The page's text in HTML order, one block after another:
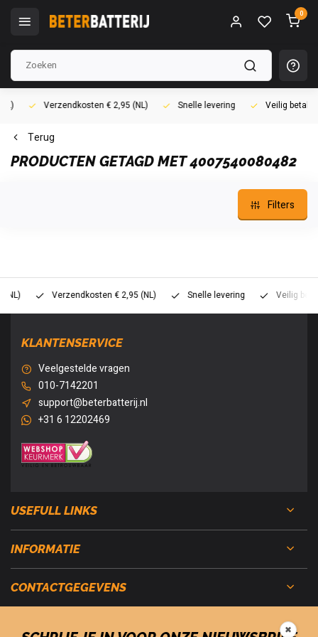
0
Verzendkosten € 2,95 (NL) Snelle levering Veilig betalen
Terug
PRODUCTEN GETAGD MET 4007540080482
Filters
Verzendkosten € 2,95 (NL) Snelle levering Veilig betalen
KLANTENSERVICE
Veelgestelde vragen
010-7142201
support@beterbatterij.nl
+31 6 12202469
USEFULL LINKS
INFORMATIE
CONTACTGEGEVENS
✖